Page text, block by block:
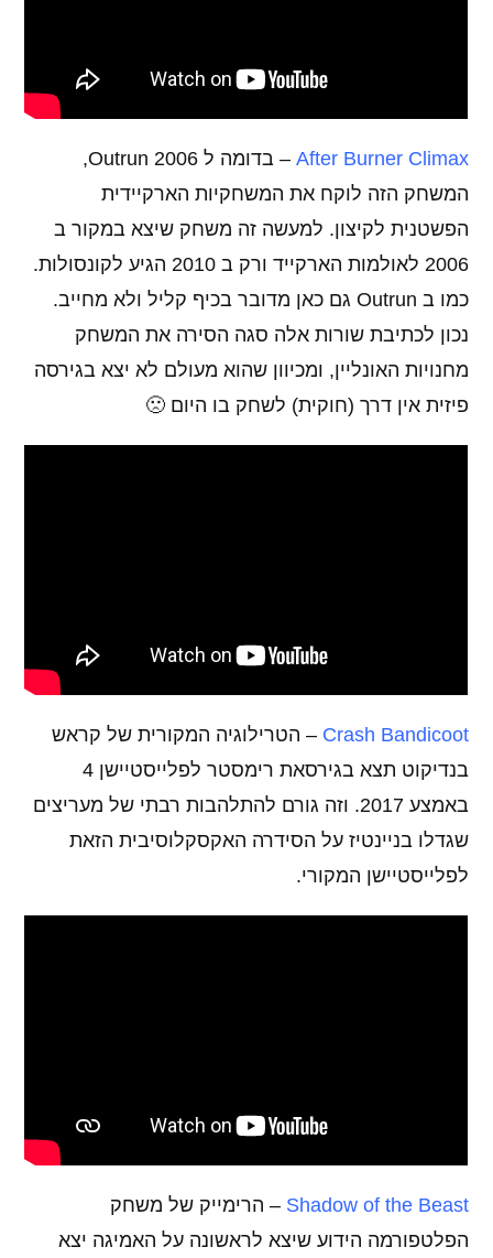
After Burner Climax
– בדומה ל Outrun 2006,
המשחק הזה לוקח את המשחקיות הארקיידית
הפשטנית לקיצון. למעשה זה משחק שיצא במקור ב
2006 לאולמות הארקייד ורק ב 2010 הגיע לקונסולות.
כמו ב Outrun גם כאן מדובר בכיף קליל ולא מחייב.
נכון לכתיבת שורות אלה סגה הסירה את המשחק
מחנויות האונליין, ומכיוון שהוא מעולם לא יצא בגירסה
פיזית אין דרך (חוקית) לשחק בו היום 🙁
Crash Bandicoot – הטרילוגיה המקורית של קראש
בנדיקוט תצא בגירסאת רימסטר לפלייסטיישן 4
באמצע 2017. וזה גורם להתלהבות רבתי של מעריצים
שגדלו בניינטיז על הסידרה האקסקלוסיבית הזאת
לפלייסטיישן המקורי.
Shadow of the Beast – הרימייק של משחק
הפלטפורמה הידוע שיצא לראשונה על האמיגה יצא